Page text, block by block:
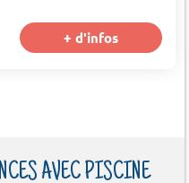
+ d'infos
AVEC PISCINE